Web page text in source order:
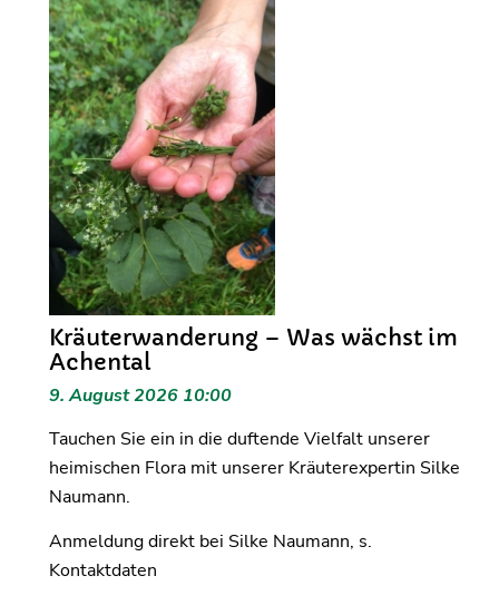
Kräuterwanderung – Was wächst im
Achental
9. August 2026 10:00
Tauchen Sie ein in die duftende Vielfalt unserer
heimischen Flora mit unserer Kräuterexpertin Silke
Naumann.
Anmeldung direkt bei Silke Naumann, s.
Kontaktdaten